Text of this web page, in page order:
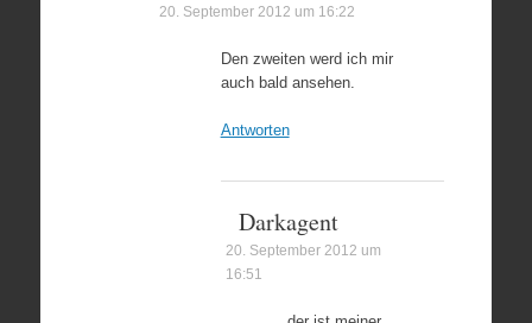
20. September 2012 um 16:22
Den zweiten werd ich mir
auch bald ansehen.
Antworten
Darkagent
20. September 2012 um
16:51